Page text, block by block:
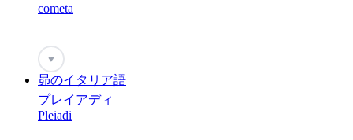
cometa
♥
昴のイタリア語
プレイアディ
Pleiadi